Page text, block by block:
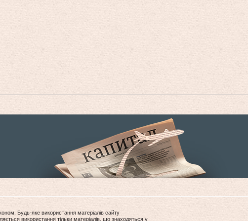
Будь-яке використання матеріалів сайту
використання тільки матеріалів, що знаходяться у